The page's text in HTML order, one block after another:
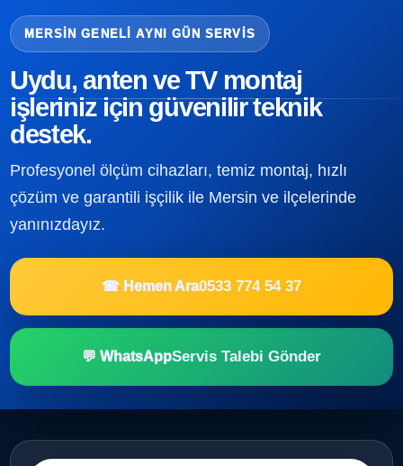
MERSIN GENELI AYNI GÜN SERVIS
Uydu, anten ve TV montaj
işleriniz için güvenilir teknik
destek.
Profesyonel ölçüm cihazları, temiz montaj, hızlı
çözüm ve garantili işçilik ile Mersin ve ilçelerinde
yanınızdayız.
☎ Hemen Ara0533 774 54 37
💬 WhatsAppServis Talebi Gönder